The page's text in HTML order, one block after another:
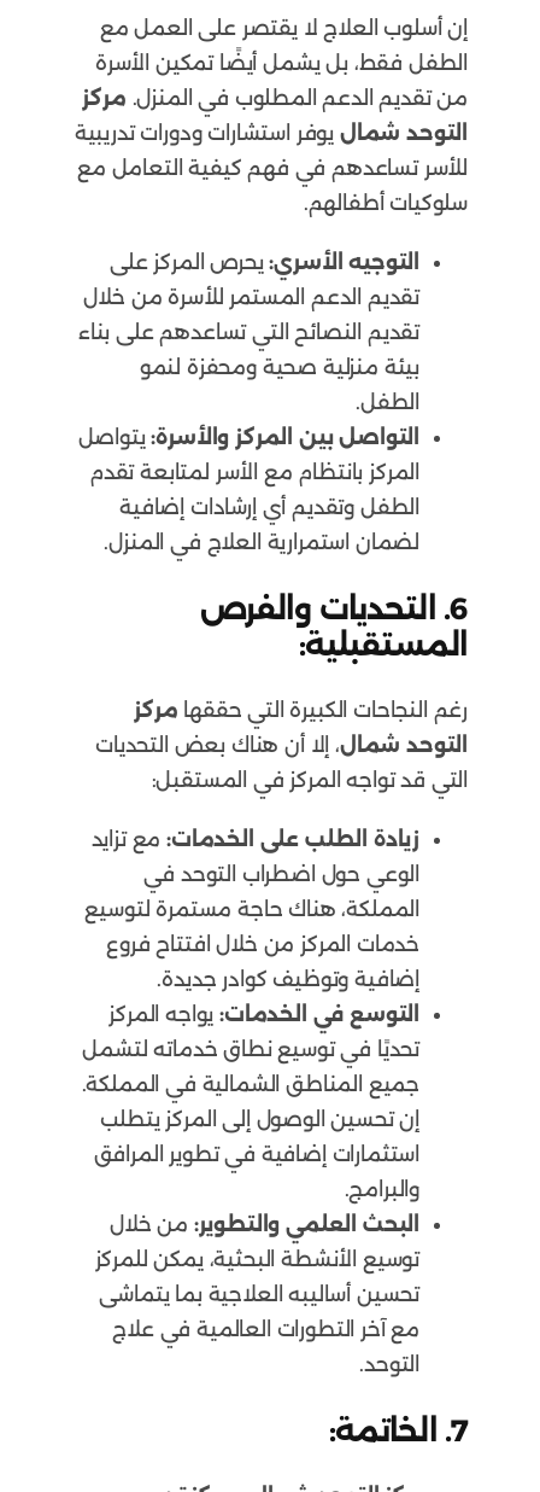
إن أسلوب العلاج لا يقتصر على العمل مع
الطفل فقط، بل يشمل أيضًا تمكين الأسرة
من تقديم الدعم المطلوب في المنزل. مركز
التوحد شمال يوفر استشارات ودورات تدريبية
للأسر تساعدهم في فهم كيفية التعامل مع
سلوكيات أطفالهم.
التوجيه الأسري:يحرص المركز على
تقديم الدعم المستمر للأسرة من خلال
تقديم النصائح التي تساعدهم على بناء
بيئة منزلية صحية ومحفزة لنمو
الطفل.
التواصل بين المركز والأسرة:يتواصل
المركز بانتظام مع الأسر لمتابعة تقدم
الطفل وتقديم أي إرشادات إضافية
لضمان استمرارية العلاج في المنزل.
6. التحديات والفرص
المستقبلية:
رغم النجاحات الكبيرة التي حققها مركز
التوحد شمال، إلا أن هناك بعض التحديات
التي قد تواجه المركز في المستقبل:
زيادة الطلب على الخدمات:مع تزايد
الوعي حول اضطراب التوحد في
المملكة، هناك حاجة مستمرة لتوسيع
خدمات المركز من خلال افتتاح فروع
إضافية وتوظيف كوادر جديدة.
التوسع في الخدمات:يواجه المركز
تحديًا في توسيع نطاق خدماته لتشمل
جميع المناطق الشمالية في المملكة.
إن تحسين الوصول إلى المركز يتطلب
استثمارات إضافية في تطوير المرافق
والبرامج.
البحث العلمي والتطوير: من خلال
توسيع الأنشطة البحثية، يمكن للمركز
تحسين أساليبه العلاجية بما يتماشى
مع آخر التطورات العالمية في علاج
التوحد.
7. الخاتمة: